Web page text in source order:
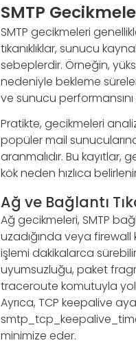
SMTP
SMTP gecikmeleri
tıkanıklıklar, sunucu
sebeplerdir. Örneğin,
nedeniyle bekleme
ve sunucu performansını
Pratikte, gecikmeleri
popüler mail
aranmalıdır. Bu
kök neden hızlıca
Ağ ve Bağlantı
Ağ gecikmeleri, SMTP
uzadığında veya firewall
işlemi dakikalarca
uyumsuzluğu, paket
traceroute komutuyla yol
Ayrıca, TCP keepalive
minimize eder.